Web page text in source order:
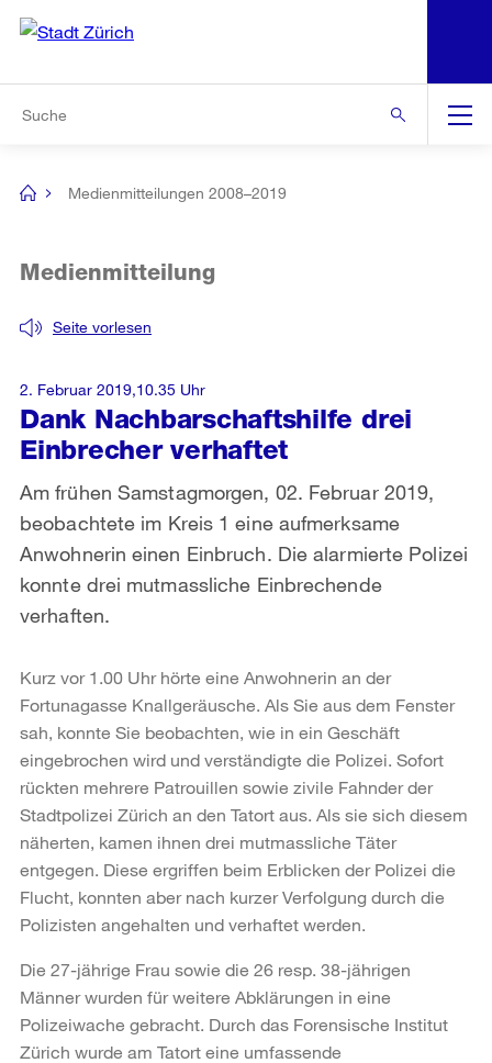
Navigation
[no
Medienmitteilungen 2008–2019
Dank Nachbarschaftshilfe drei
Einbrecher verhaftet
Seite vorlesen
Medienmitteilung
Am frühen Samstagmorgen, 02. Februar 2019,
beobachtete im Kreis 1 eine aufmerksame
Anwohnerin einen Einbruch. Die alarmierte Polizei
konnte drei mutmassliche Einbrechende
verhaften.
2. Februar 2019,10.35 Uhr
Kurz vor 1.00 Uhr hörte eine Anwohnerin an der
Fortunagasse Knallgeräusche. Als Sie aus dem Fenster
sah, konnte Sie beobachten, wie in ein Geschäft
eingebrochen wird und verständigte die Polizei. Sofort
rückten mehrere Patrouillen sowie zivile Fahnder der
Stadtpolizei Zürich an den Tatort aus. Als sie sich diesem
näherten, kamen ihnen drei mutmassliche Täter
entgegen. Diese ergriffen beim Erblicken der Polizei die
Flucht, konnten aber nach kurzer Verfolgung durch die
Polizisten angehalten und verhaftet werden.
Die 27-jährige Frau sowie die 26 resp. 38-jährigen
Männer wurden für weitere Abklärungen in eine
Polizeiwache gebracht. Durch das Forensische Institut
Zürich wurde am Tatort eine umfassende